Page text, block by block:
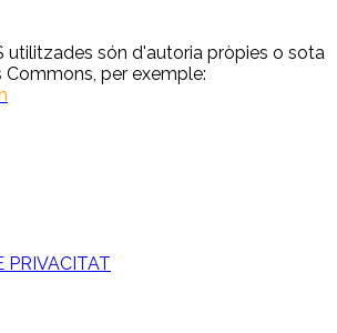
utilitzades són d'autoria pròpies o sota
Commons, per exemple:
PRIVACITAT